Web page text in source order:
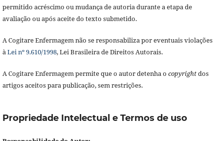
permitido acréscimo ou mudança de autoria durante a etapa de
avaliação ou após aceite do texto submetido.
A Cogitare Enfermagem não se responsabiliza por eventuais violações
àLei nº 9.610/1998, Lei Brasileira de Direitos Autorais.
A Cogitare Enfermagem permite que o autor detenha o copyrightdos
artigos aceitos para publicação, sem restrições.
Propriedade Intelectual e Termos de uso